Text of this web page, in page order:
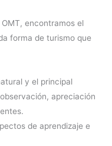
encontramos el
forma de turismo que
y el principal
apreciación
de aprendizaje e